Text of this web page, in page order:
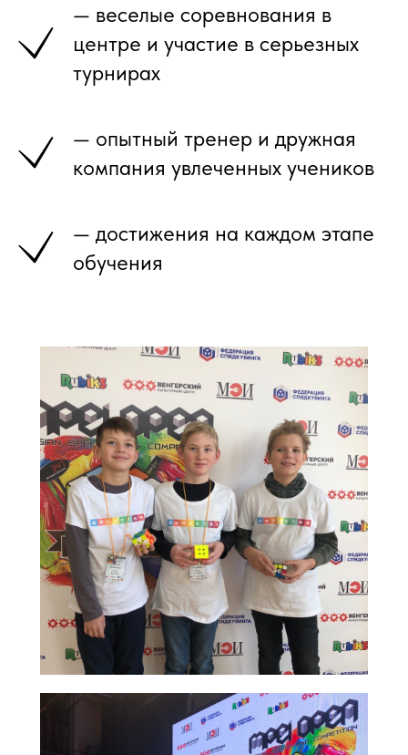
— веселые соревнования в
центре и участие в серьезных
турнирах
— опытный тренер и дружная
компания увлеченных учеников
— достижения на каждом этапе
обучения
ПРОКОНСУЛЬТИРОВАТЬСЯ, УТОЧНИТЬ
ПО НАЛИЧИЮ МЕСТ